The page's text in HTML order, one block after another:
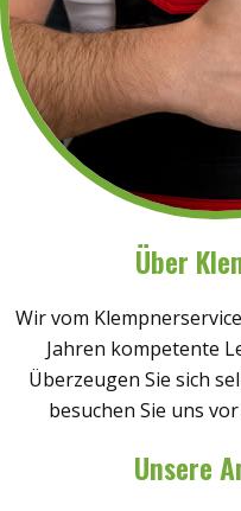
Über
Wir vom
Jahren kompetente
Überzeugen Sie sich
besuchen Sie uns
Unsere